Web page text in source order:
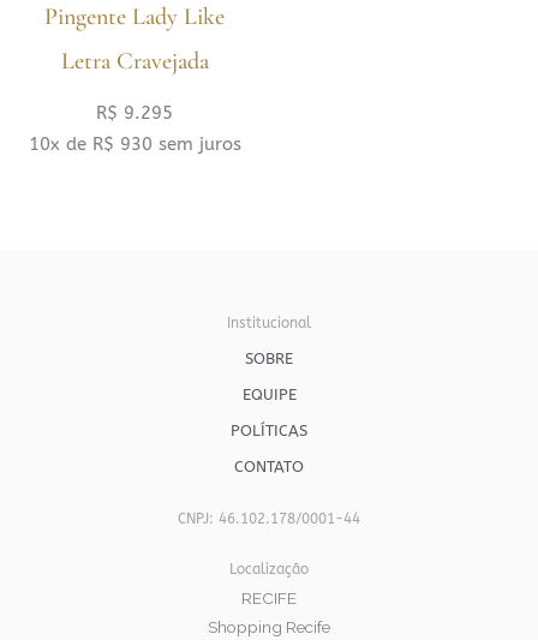
Pingente Lady Like
Letra Cravejada
R$ 9.295
10x de R$ 930 sem juros
Institucional
SOBRE
EQUIPE
POLÍTICAS
CONTATO
CNPJ: 46.102.178/0001-44
Localização
RECIFE
Shopping Recife